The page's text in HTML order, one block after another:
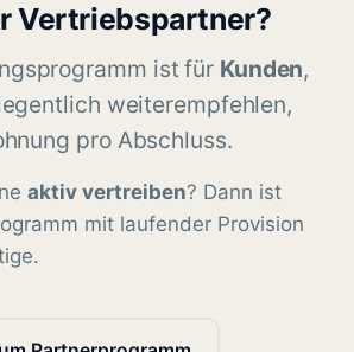
Vertriebspartner?
ist für Kunden,
weiterempfehlen,
pro Abschluss.
aktiv vertreiben? Dann ist
mit laufender Provision